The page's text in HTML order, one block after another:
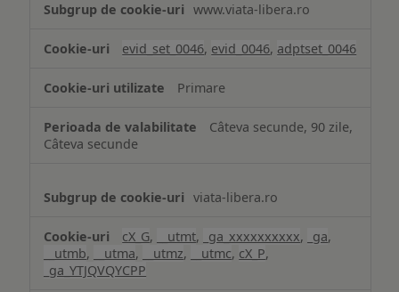
www.viata-libera.ro
evid_set_0046, evid_0046, adptset_0046
Primare
Câteva secunde, 90 zile,
Câteva secunde
viata-libera.ro
cX_G, __utmt, _ga_xxxxxxxxxx, _ga,
__utmb, __utma, __utmz, __utmc, cX_P,
_ga_YTJQVQYCPP